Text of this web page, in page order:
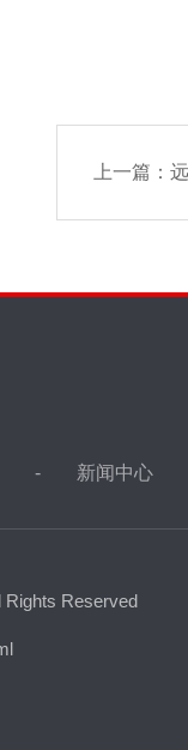
上一篇：
新闻中心
Reserved